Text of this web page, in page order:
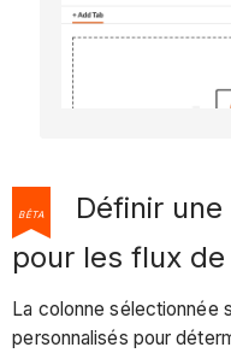
BÊTA
Définir
pour les flux
La colonne sélectionnée
personnalisés pour